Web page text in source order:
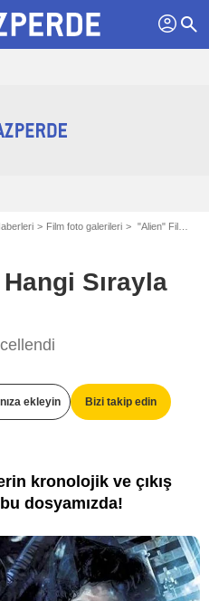
profil search
Film foto galerileri "Alien" Filmleri Hangi Sırayla İzlenmeli?
Sırayla
ekleyin Bizi takip edin
kronolojik ve çıkış
dosyamızda!